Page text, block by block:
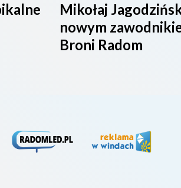
Mikołaj
nowym
Broni Radom